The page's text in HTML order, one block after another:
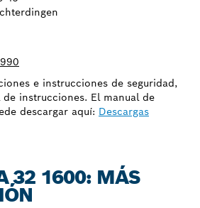
e instrucciones de seguridad,
instrucciones. El manual de
descargar aquí: Descargas
32 1600: MÁS